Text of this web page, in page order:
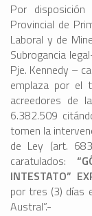
Por
Provincial de
Laboral y de
Subrogancia
Pje. Kennedy –
emplaza por el
acreedores de
6.382.509
tomen la
de Ley (art.
caratulados:
INTESTATO”
por tres (3) días
Austral”.-